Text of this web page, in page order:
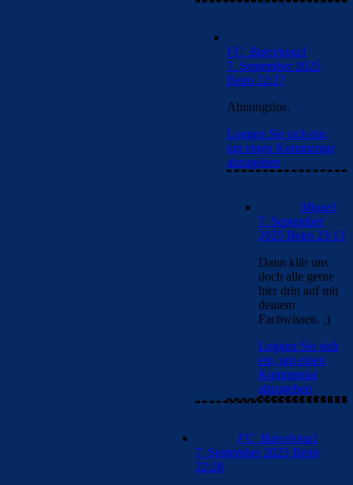
FC_Barcelona1
7. September 2025
Beim 22:27
Ahnungslos.
Loggen Sie sich ein,
um einen Kommentar
abzugeben
Miguel
7. September
2025 Beim 23:13
Dann klär uns
doch alle gerne
hier drin auf mit
deinem
Fachwissen. ;)
Loggen Sie sich
ein, um einen
Kommentar
abzugeben
FC_Barcelona1
7. September 2025 Beim
22:28